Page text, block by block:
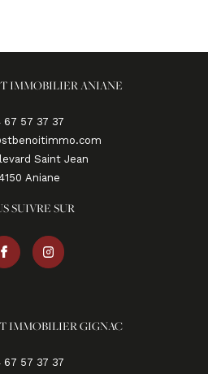
IMMOBILIER ANIANE
67 57 37 37
Saint Jean
aniane
SUIVRE SUR
IMMOBILIER GIGNAC
67 57 37 37